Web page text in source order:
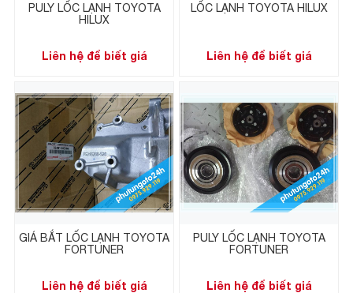
PULY LỐC LẠNH TOYOTA
HILUX
Liên hệ để biết giá
LỐC LẠNH TOYOTA HILUX
Liên hệ để biết giá
GIÁ BẮT LỐC LẠNH TOYOTA
FORTUNER
Liên hệ để biết giá
PULY LỐC LẠNH TOYOTA
FORTUNER
Liên hệ để biết giá